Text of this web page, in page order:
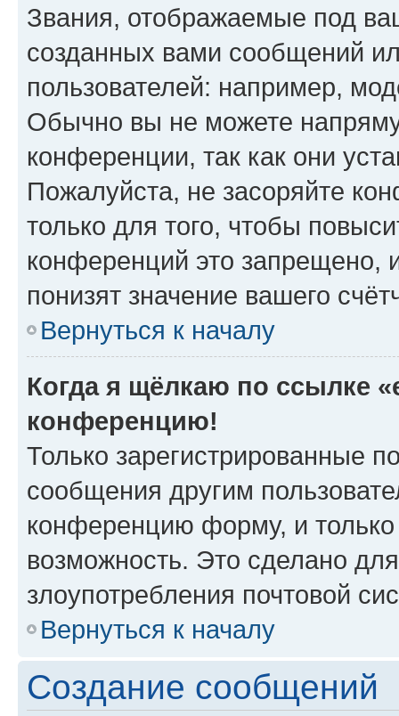
Звания, отображаемые под
созданных вами сообщений
пользователей: например,
Обычно вы не можете
конференции, так как они
Пожалуйста, не засоряйте
только для того, чтобы
конференций это запрещено,
понизят значение вашего
Вернуться к началу
Когда я щёлкаю по ссылке
конференцию!
Только зарегистрированные
сообщения другим
конференцию форму, и
возможность. Это сделано
злоупотребления почтовой
Вернуться к началу
Создание сообщений